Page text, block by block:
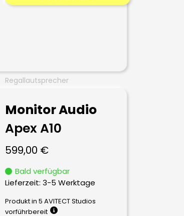
Regallautsprecher
Monitor Audio
Apex A10
599,00 €
Bald verfügbar
Lieferzeit: 3-5 Werktage
Produkt in 5 AVITECT Studios
vorführbereit